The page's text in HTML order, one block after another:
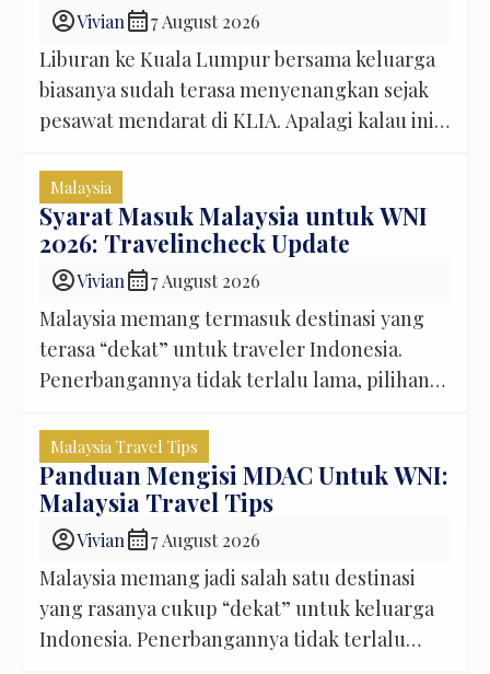
KLCC terlihat menarik karena dekat dengan
ikon Kuala Lumpur. Bukit Bintang menggoda
karena shopping dan pilihan […]
account_circleViviancalendar_month7 August 2026
Liburan ke Kuala Lumpur bersama keluarga
biasanya sudah terasa menyenangkan sejak
pesawat mendarat di KLIA. Apalagi kalau ini
rasanya ingin cepat sampai hotel, menaruh
koper, istirahat sebentar, lalu mulai
menikmati suasana Kuala Lumpur. Tapi
sebelum sampai ke tahap itu, masih ada satu
hal penting yang perlu dipikirkan:
transportasi dari KLIA ke hotel […]
Malaysia
Syarat Masuk Malaysia untuk WNI
2026: Travelincheck Update
account_circleViviancalendar_month7 August 2026
Malaysia memang termasuk destinasi yang
terasa “dekat” untuk traveler Indonesia.
Penerbangannya tidak terlalu lama, pilihan
keluarga pun relatif mudah disusun. Kuala
Lumpur bisa jadi pilihan untuk jalan-jalan
santai dan kulineran. Kalau anak-anak ingin
suasana yang berbeda, perjalanan bisa
dilanjutkan ke Genting Highlands. Bahkan
banyak keluarga Indonesia yang
menggabungkan beberapa […]
Malaysia Travel Tips
Panduan Mengisi MDAC Untuk WNI:
Malaysia Travel Tips
account_circleViviancalendar_month7 August 2026
Malaysia memang jadi salah satu destinasi
yang rasanya cukup “dekat” untuk keluarga
Indonesia. Penerbangannya tidak terlalu